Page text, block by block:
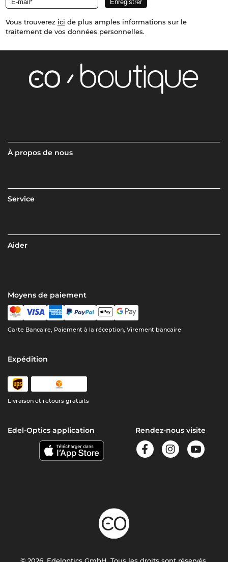
Vous trouverez ici de plus amples informations sur le
traitement de vos données personnelles.
À propos de nous
Service
Aider
Moyens de paiement
Carte Bancaire, Paiement à la réception, Virement bancaire
Expédition
Livraison et retours gratuits
Edel-Optics application Rendez-nous visite